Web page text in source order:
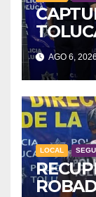
AGO 6,
LOCAL